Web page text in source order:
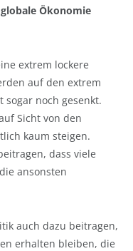
Ökonomie
extrem lockere
auf den extrem
noch gesenkt.
Sicht von den
kaum steigen.
dass viele
ansonsten
auch dazu beitragen,
erhalten bleiben, die